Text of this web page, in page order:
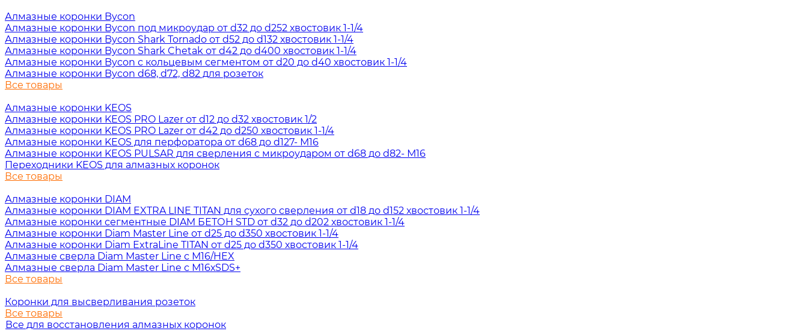
Алмазные коронки Bycon
Алмазные коронки Bycon под микроудар от d32 до d252 хвостовик 1-1/4
Алмазные коронки Bycon Shark Tornado от d52 до d132 хвостовик 1-1/4
Алмазные коронки Bycon Shark Chetak от d42 до d400 хвостовик 1-1/4
Алмазные коронки Bycon с кольцевым сегментом от d20 до d40 хвостовик 1-1/4
Алмазные коронки Bycon d68, d72, d82 для розеток
Все товары
Алмазные коронки KEOS
Алмазные коронки KEOS PRO Lazer от d12 до d32 хвостовик 1/2
Алмазные коронки KEOS PRO Lazer от d42 до d250 хвостовик 1-1/4
Алмазные коронки KEOS для перфоратора от d68 до d127- М16
Алмазные коронки KEOS PULSAR для сверления с микроударом от d68 до d82- М16
Переходники KEOS для алмазных коронок
Все товары
Алмазные коронки DIAM
Алмазные коронки DIAM EXTRA LINE TITAN для сухого сверления от d18 до d152 хвостовик 1-1/4
Алмазные коронки сегментные DIAM БЕТОН STD от d32 до d202 хвостовик 1-1/4
Алмазные коронки Diam Master Line от d25 до d350 хвостовик 1-1/4
Алмазные коронки Diam ExtraLine ТITAN от d25 до d350 хвостовик 1-1/4
Алмазные сверла Diam Master Line с М16/HEX
Алмазные сверла Diam Master Line с М16хSDS+
Все товары
Коронки для высверливания розеток
Все товары
Все для восстановления алмазных коронок